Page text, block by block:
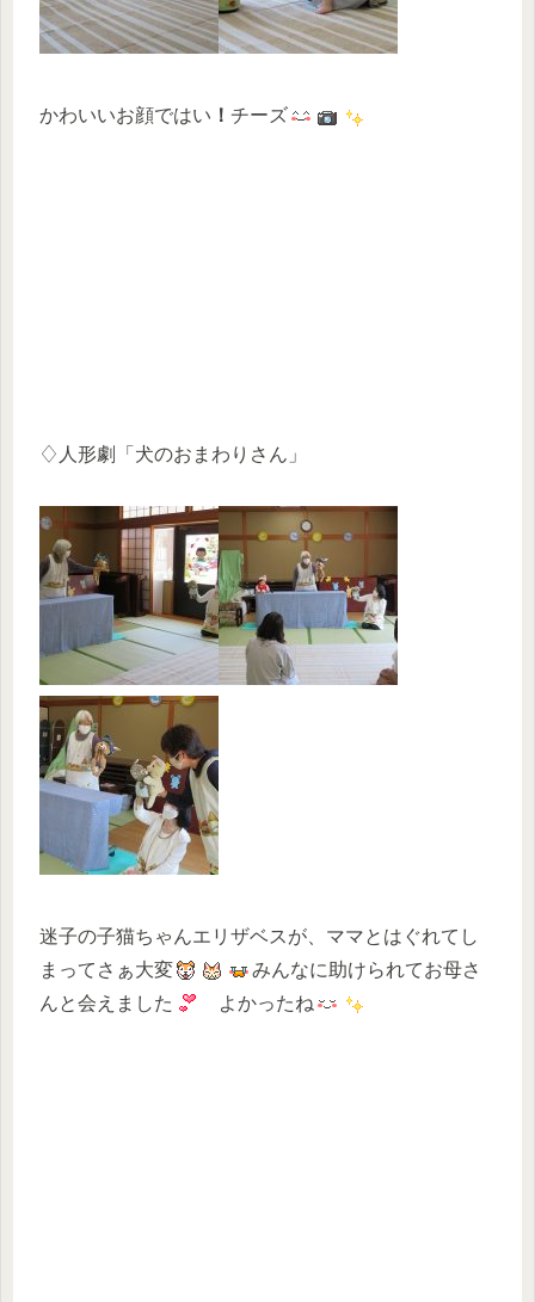
かわいいお顔ではい ！ チーズ
♢人形劇「犬のおまわりさん」
迷子の子猫ちゃんエリザベスが、ママとはぐれてし
まってさぁ大変
みんなに助けられてお母さ
んと会えました
よかったね